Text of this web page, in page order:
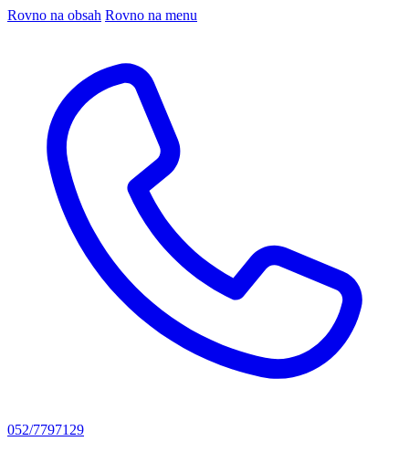
Rovno na obsah Rovno na menu
052/7797129